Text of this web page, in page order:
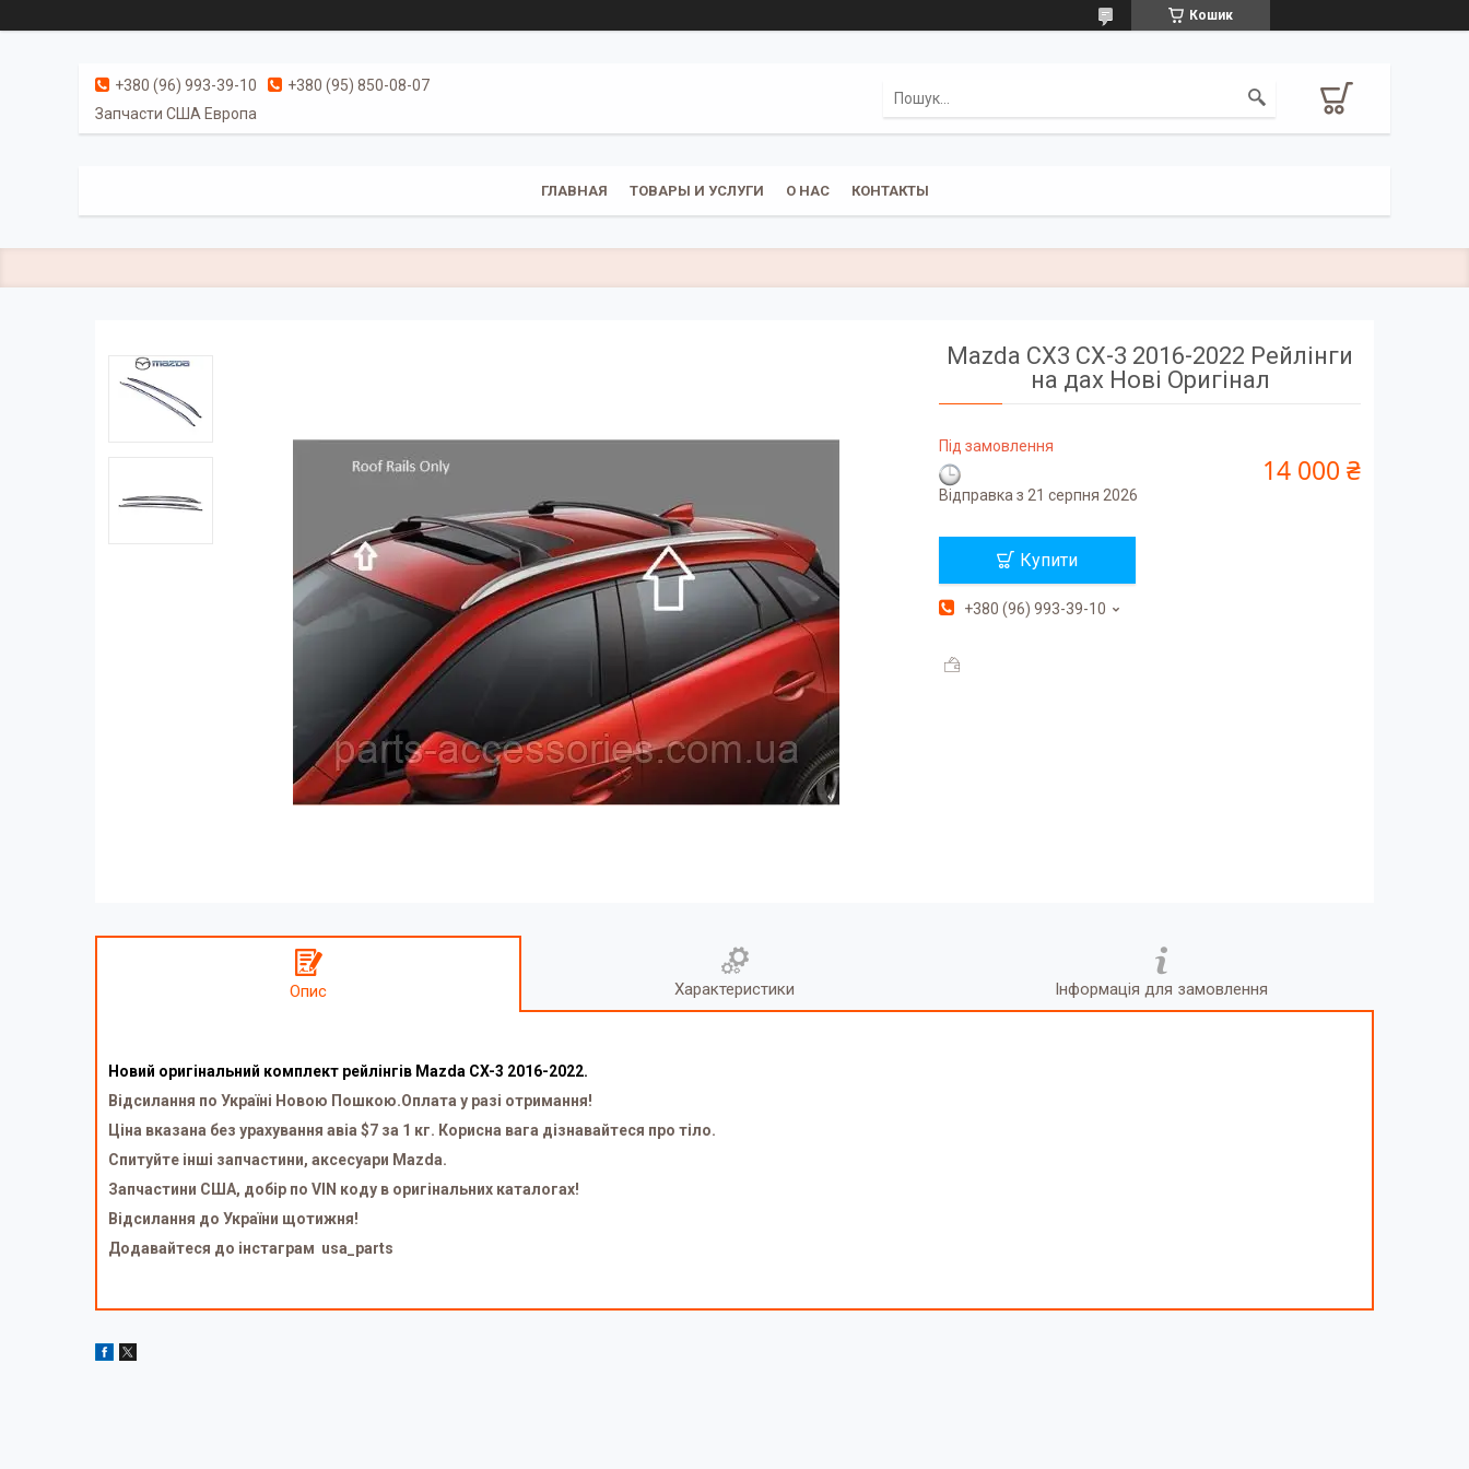
Кошик
+380 (96) 993-39-10
+380 (95) 850-08-07
Запчасти США Европа
ГЛАВНАЯ ТОВАРЫ И УСЛУГИ О НАС КОНТАКТЫ
Mazda CX3 CX-3 2016-2022 Рейлінги
на дах Нові Оригінал
Під замовлення
Відправка з 21 серпня 2026
14 000 ₴
Купити
+380 (96) 993-39-10
Опис Характеристики Інформація для замовлення
Новий оригінальний комплект рейлінгів Mazda CX-3 2016-2022.
Відсилання по Україні Новою Пошкою.Оплата у разі отримання!
Ціна вказана без урахування авіа $7 за 1 кг. Корисна вага дізнавайтеся про тіло.
Спитуйте інші запчастини, аксесуари Mazda.
Запчастини США, добір по VIN коду в оригінальних каталогах!
Відсилання до України щотижня!
Додавайтеся до інстаграм usa_parts